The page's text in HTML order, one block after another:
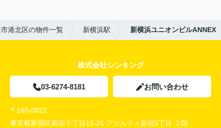
港北区の物件一覧 新横浜駅 新横浜ユニオンビルANNEX
株式会社シンキング
03-6274-8181 お問い合わせ
〒160-0022
東京都新宿区新宿５丁目11-25 アソルティ新宿5丁目 ２階